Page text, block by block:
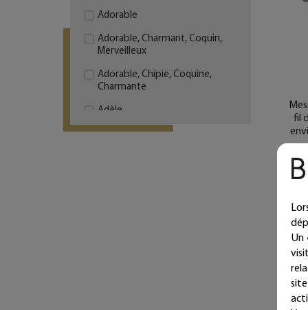
Adorable
Adorable, Charmant, Coquin,
Merveilleux
Adorable, Chipie, Coquine,
Charmante
Adèle
Agathe
fil
Un